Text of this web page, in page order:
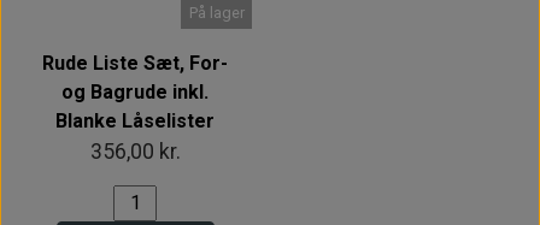
På lager
Rude Liste Sæt, For-
og Bagrude inkl.
Blanke Låselister
356,00 kr.